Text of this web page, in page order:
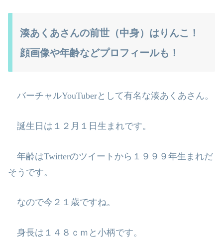
湊あくあさんの前世（中身）はりんこ！
顔画像や年齢などプロフィールも！
バーチャルYouTuberとして有名な湊あくあさん。
誕生日は１２月１日生まれです。
年齢はTwitterのツイートから１９９９年生まれだ
そうです。
なので今２１歳ですね。
身長は１４８ｃｍと小柄です。